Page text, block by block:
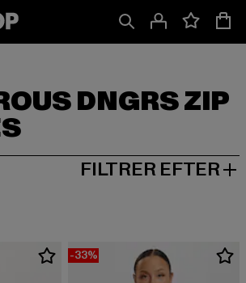
DNGRS ZIP
FILTRER EFTER
-33%